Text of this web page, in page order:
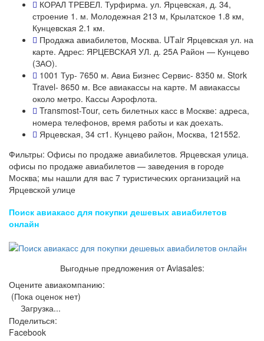
КОРАЛ ТРЕВЕЛ. Турфирма. ул. Ярцевская, д. 34,
строение 1. м. Молодежная 213 м, Крылатское 1.8 км,
Кунцевская 2.1 км.
Продажа авиабилетов, Москва. UTаir Ярцевская ул. на
карте. Адрес: ЯРЦЕВСКАЯ УЛ. д. 25А Район — Кунцево
(ЗАО).
1001 Тур- 7650 м. Авиа Бизнес Сервис- 8350 м. Stork
Travel- 8650 м. Все авиакассы на карте. М авиакассы
около метро. Кассы Аэрофлота.
Transmost-Tour, сеть билетных касс в Москве: адреса,
номера телефонов, время работы и как доехать.
Ярцевская, 34 ст1. Кунцево район, Москва, 121552.
Фильтры: Офисы по продаже авиабилетов. Ярцевская улица.
офисы по продаже авиабилетов — заведения в городе
Москва; мы нашли для вас 7 туристических организаций на
Ярцевской улице
Поиск авиакасс для покупки дешевых авиабилетов
онлайн
Выгодные предложения от Aviasales:
Оцените авиакомпанию:
(Пока оценок нет)
Загрузка...
Поделиться:
Facebook